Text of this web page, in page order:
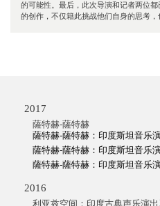
的可能性。最后，此次导演和记者两位
的创作，不仅籍此挑战他们自身的思考
2017
薩特赫-薩特赫
薩特赫-薩特赫：印度斯坦音乐
薩特赫-薩特赫：印度斯坦音乐
薩特赫-薩特赫：印度斯坦音乐
2016